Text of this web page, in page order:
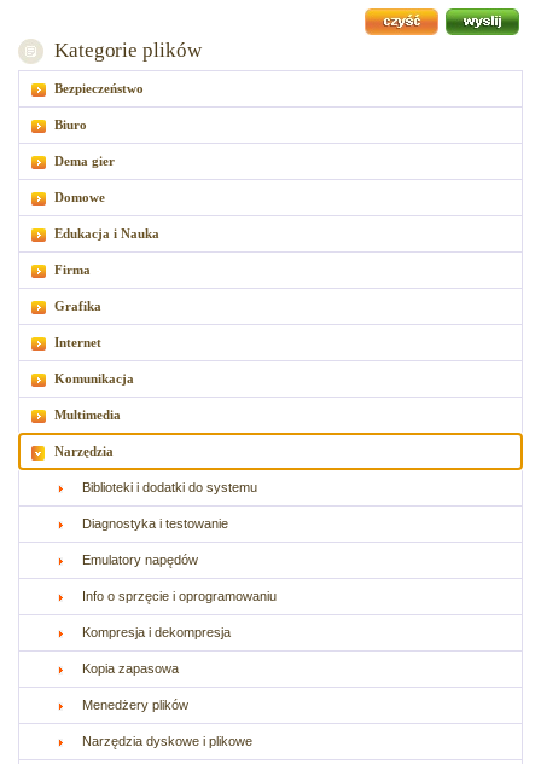
Kategorie plików
Bezpieczeństwo
Biuro
Dema gier
Domowe
Edukacja i Nauka
Firma
Grafika
Internet
Komunikacja
Multimedia
Narzędzia
Biblioteki i dodatki do systemu
Diagnostyka i testowanie
Emulatory napędów
Info o sprzęcie i oprogramowaniu
Kompresja i dekompresja
Kopia zapasowa
Menedżery plików
Narzędzia dyskowe i plikowe